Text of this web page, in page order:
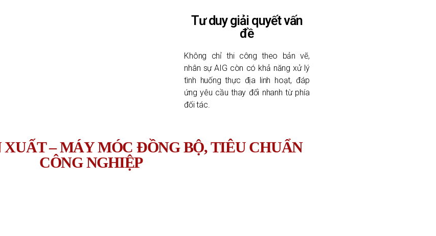
Tư duy giải quyết vấn
đề
Không chỉ thi công theo bản vẽ,
nhân sự AIG còn có khả năng xử lý
tình huống thực địa linh hoạt, đáp
ứng yêu cầu thay đổi nhanh từ phía
đối tác.
XUẤT – MÁY MÓC ĐỒNG BỘ, TIÊU CHUẨN
CÔNG NGHIỆP